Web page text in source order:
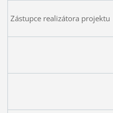
Zástupce realizátora projektu